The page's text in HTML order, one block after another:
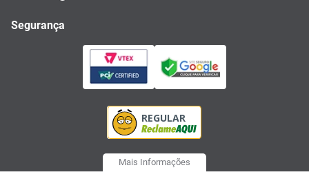
Segurança
Mais Informações